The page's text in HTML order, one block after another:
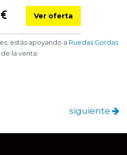
Ver oferta
estás apoyando a Ruedas Gordas
la venta.
siguiente